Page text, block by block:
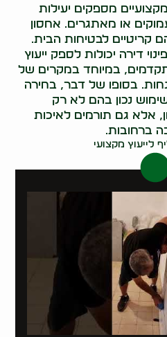
מספקים יעילות
או מאתגרים. אחסון
הם קריטיים לבטיחות הבית.
דירה יכולות לספק ייעוץ
מתקדמים, במיוחד במקרים של
בסופו של דבר, בחירה
נכון בהם לא רק
אלא גם תורמים לאיכות
ברחובות.
לייעוץ מקצועי